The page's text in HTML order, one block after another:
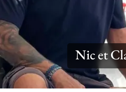
Nic et